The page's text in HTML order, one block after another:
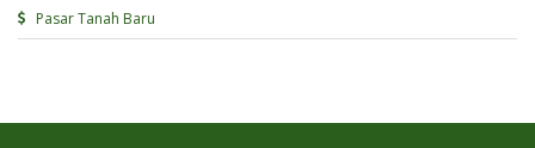
Pasar Tanah Baru